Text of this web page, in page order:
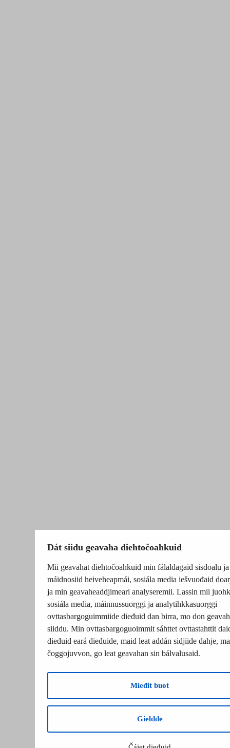
Dát siidu geavaha diehtočoahkuid
Mii geavahat diehtočoahkuid min fálaldagaid sisdoalu ja
máidnosiid heiveheapmái, sosiála media iešvuođaid
ja min geavaheaddjimeari analyseremii. Lassin mii
sosiála media, máinnussuorggi ja analytihkkasuorggi
ovttasbargoguimmiide dieđuid dan birra, mo don
siiddu. Min ovttasbargoguoimmit sáhttet ovttastahttit
dieđuid eará dieđuide, maid leat addán sidjiide dahje,
čoggojuvvon, go leat geavahan sin bálvalusaid.
Mieđit buot
Gieldde